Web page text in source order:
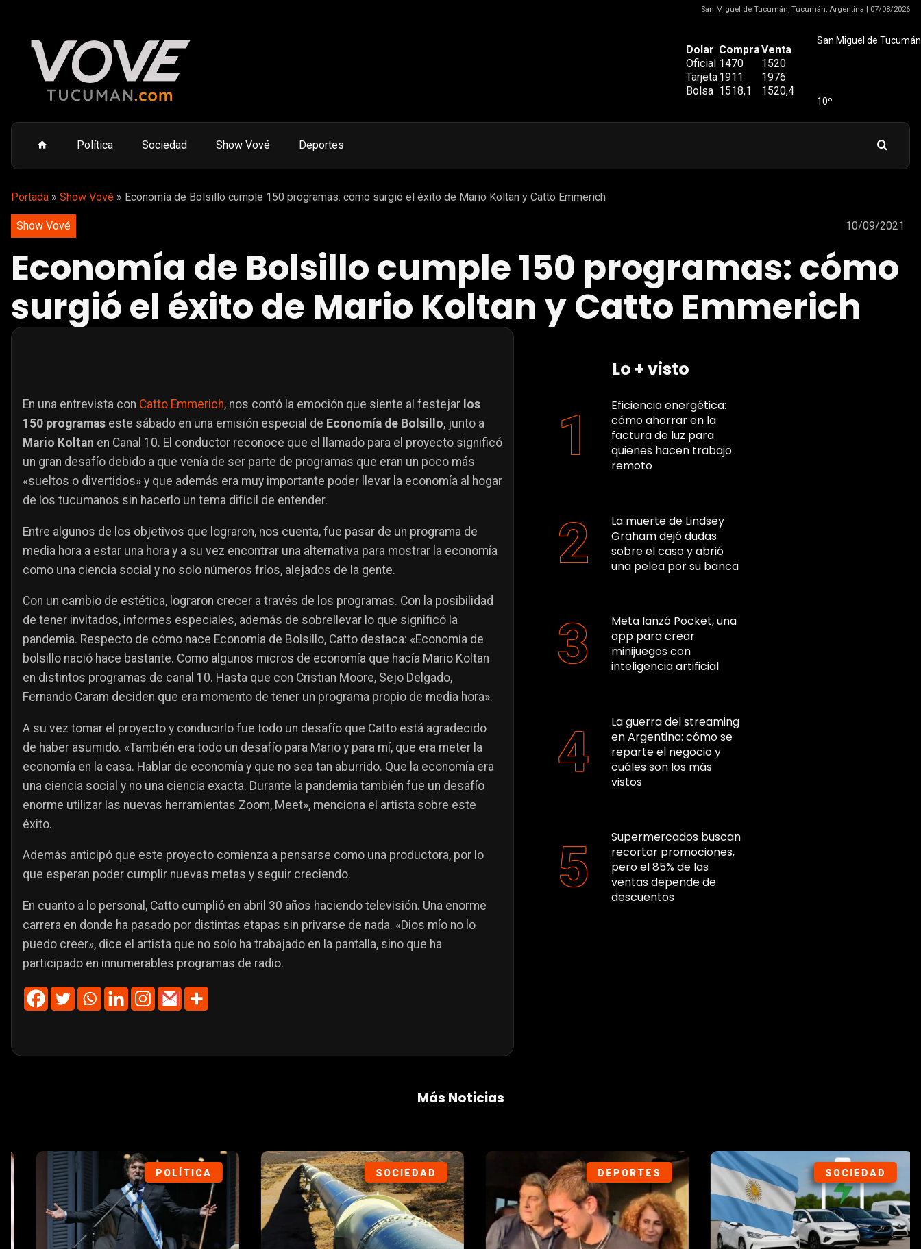
San Miguel de Tucumán, Tucumán, Argentina | 07/08/2026
Dolar CompraVenta
Oficial 1470
1520
Tarjeta1911
1976
Bolsa 1518,1 1520,4
San Miguel de Tucumán
10º
Política Sociedad Show Vové Deportes
Portada » Show Vové » Economía de Bolsillo cumple 150 programas: cómo surgió el éxito de Mario Koltan y Catto Emmerich
Show Vové 10/09/2021
Economía de Bolsillo cumple 150 programas: cómo
surgió el éxito de Mario Koltan y Catto Emmerich
En una entrevista con Catto Emmerich, nos contó la emoción que siente al festejar los
150 programas este sábado en una emisión especial de Economía de Bolsillo, junto a
Mario Koltan en Canal 10. El conductor reconoce que el llamado para el proyecto significó
un gran desafío debido a que venía de ser parte de programas que eran un poco más
«sueltos o divertidos» y que además era muy importante poder llevar la economía al hogar
de los tucumanos sin hacerlo un tema difícil de entender.
Entre algunos de los objetivos que lograron, nos cuenta, fue pasar de un programa de
media hora a estar una hora y a su vez encontrar una alternativa para mostrar la economía
como una ciencia social y no solo números fríos, alejados de la gente.
Con un cambio de estética, lograron crecer a través de los programas. Con la posibilidad
de tener invitados, informes especiales, además de sobrellevar lo que significó la
pandemia. Respecto de cómo nace Economía de Bolsillo, Catto destaca: «Economía de
bolsillo nació hace bastante. Como algunos micros de economía que hacía Mario Koltan
en distintos programas de canal 10. Hasta que con Cristian Moore, Sejo Delgado,
Fernando Caram deciden que era momento de tener un programa propio de media hora».
A su vez tomar el proyecto y conducirlo fue todo un desafío que Catto está agradecido
de haber asumido. «También era todo un desafío para Mario y para mí, que era meter la
economía en la casa. Hablar de economía y que no sea tan aburrido. Que la economía era
una ciencia social y no una ciencia exacta. Durante la pandemia también fue un desafío
enorme utilizar las nuevas herramientas Zoom, Meet», menciona el artista sobre este
éxito.
Además anticipó que este proyecto comienza a pensarse como una productora, por lo
que esperan poder cumplir nuevas metas y seguir creciendo.
En cuanto a lo personal, Catto cumplió en abril 30 años haciendo televisión. Una enorme
carrera en donde ha pasado por distintas etapas sin privarse de nada. «Dios mío no lo
puedo creer», dice el artista que no solo ha trabajado en la pantalla, sino que ha
participado en innumerables programas de radio.
Lo + visto
Eficiencia energética:
cómo ahorrar en la
factura de luz para
quienes hacen trabajo
remoto
La muerte de Lindsey
Graham dejó dudas
sobre el caso y abrió
una pelea por su banca
Meta lanzó Pocket, una
app para crear
minijuegos con
inteligencia artificial
La guerra del streaming
en Argentina: cómo se
reparte el negocio y
cuáles son los más
vistos
Supermercados buscan
recortar promociones,
pero el 85% de las
ventas depende de
descuentos
Más Noticias
SOCIEDAD DEPORTES SOCIEDAD DEPORTES